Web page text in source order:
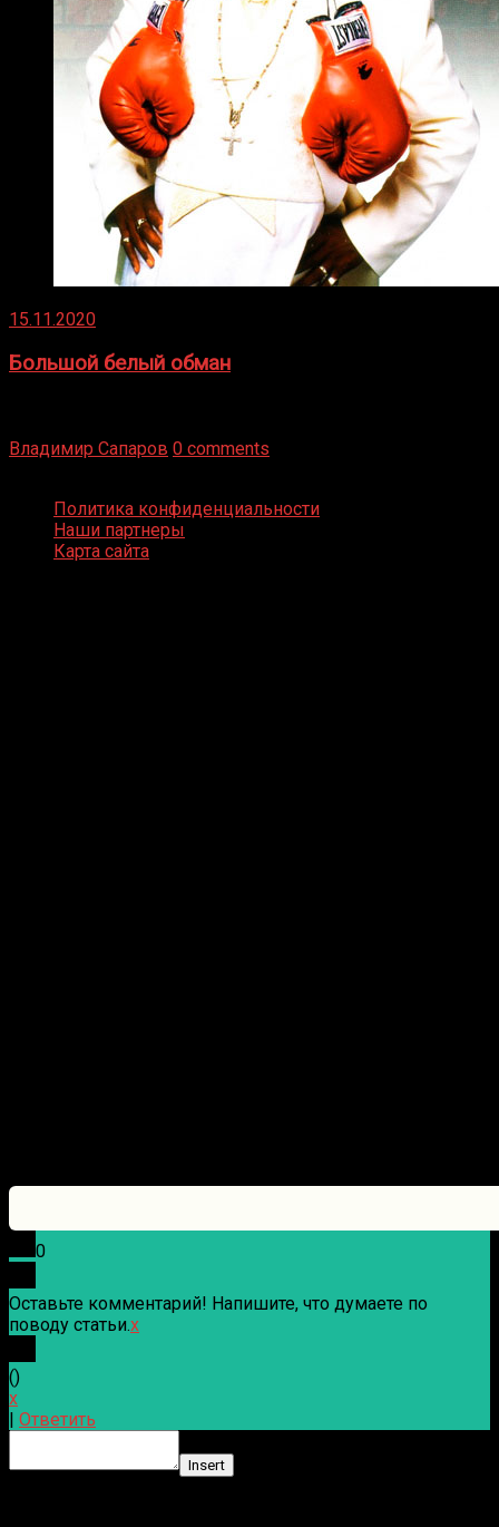
15.11.2020
Большой белый обман
Владимир Сапаров 0 comments
Политика конфиденциальности
Наши партнеры
Карта сайта
0
Оставьте комментарий! Напишите, что думаете по
поводу статьи.x
()
x
Ответить
Insert